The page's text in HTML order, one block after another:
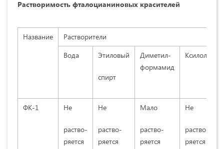
Растворимость фталоцианиновых красителей
Название
Растворители
Вода
Этиловый
спирт
Диметил-
формамид
Ксилол
ФК-1 Не
раство-
ряется
Не
раство-
ряется
Мало
раство-
ряется
Не
раство-
ряется